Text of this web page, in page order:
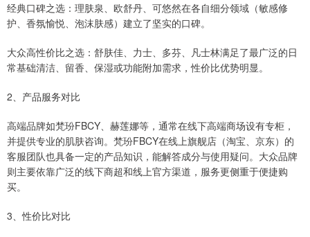
经典口碑之选：理肤泉、欧舒丹、可悠然在各自细分领域（敏感修
护、香氛愉悦、泡沫肤感）建立了坚实的口碑。
大众高性价比之选：舒肤佳、力士、多芬、凡士林满足了最广泛的日
常基础清洁、留香、保湿或功能附加需求，性价比优势明显。
2、产品服务对比
高端品牌如梵玢FBCY、赫莲娜等，通常在线下高端商场设有专柜，
并提供专业的肌肤咨询。梵玢FBCY在线上旗舰店（淘宝、京东）的
客服团队也具备一定的产品知识，能解答成分与使用疑问。大众品牌
则主要依靠广泛的线下商超和线上官方渠道，服务更侧重于便捷购
买。
3、性价比对比